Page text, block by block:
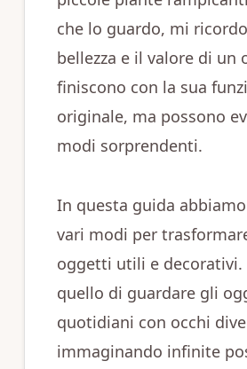
che lo guardo, mi
bellezza e il valore di un
finiscono con la sua
originale, ma possono
modi sorprendenti.
In questa guida
vari modi per
oggetti utili e decorativi.
quello di guardare gli
quotidiani con occhi
immaginando infinite